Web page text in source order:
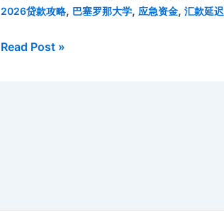
2026贷款攻略, 巴塞罗那大学, 应急资金, 汇款延迟
2026
Read Post »